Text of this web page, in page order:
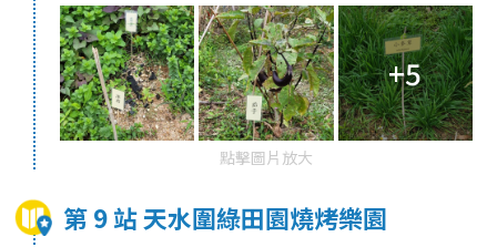
+5
點擊圖片放大
第 9 站 天水圍綠田園燒烤樂園